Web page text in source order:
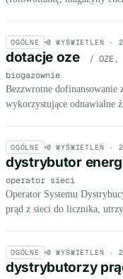
OGÓLNE 0 WYŚWIETLEŃ ·
dotacje oze
/
biogazownie
Bezzwrotne dofinansowanie
wykorzystujące odnawialne
OGÓLNE 0 WYŚWIETLEŃ ·
dystrybutor
operator sieci
Operator Systemu
prąd z sieci do licznika,
OGÓLNE 0 WYŚWIETLEŃ ·
dystrybutorzy